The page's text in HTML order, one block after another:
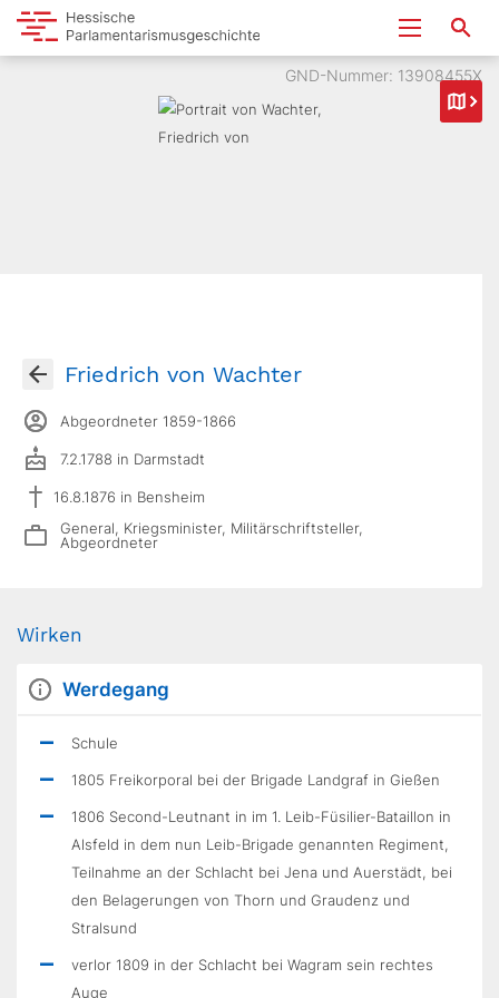
GND-Nummer: 13908455X
Friedrich von Wachter
Abgeordneter 1859-1866
7.2.1788 in Darmstadt
16.8.1876 in Bensheim
General, Kriegsminister, Militärschriftsteller,
Abgeordneter
Wirken
Werdegang
Schule
1805 Freikorporal bei der Brigade Landgraf in Gießen
1806 Second-Leutnant in im 1. Leib-Füsilier-Bataillon in
Alsfeld in dem nun Leib-Brigade genannten Regiment,
Teilnahme an der Schlacht bei Jena und Auerstädt, bei
den Belagerungen von Thorn und Graudenz und
Stralsund
verlor 1809 in der Schlacht bei Wagram sein rechtes
Auge